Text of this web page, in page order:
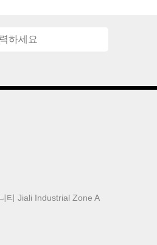
티 Jiali Industrial Zone A